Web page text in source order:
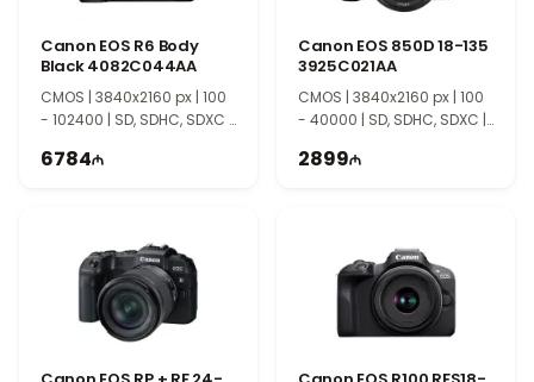
Canon EOS R6 Body
Black 4082C044AA
CMOS | 3840x2160 px | 100
- 102400 | SD, SDHC, SDXC |
6784
Canon EOS 850D 18-135
3925C021AA
CMOS | 3840x2160 px | 100
- 40000 | SD, SDHC, SDXC |
2899